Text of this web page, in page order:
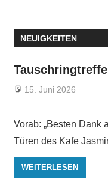
NEUIGKEITEN
15. Juni 2026
Vorab: „Besten Dank
Türen des Kafe
WEITERLESEN